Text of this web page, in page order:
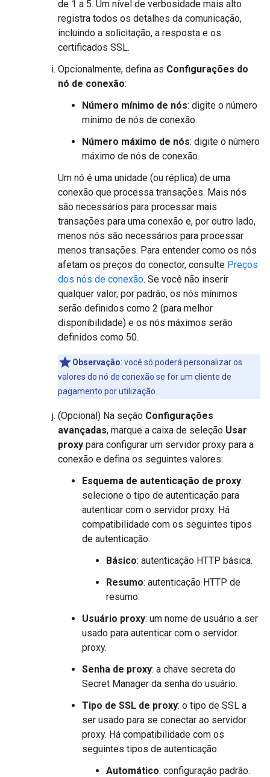
de 1 a 5. Um nível de verbosidade mais alto
registra todos os detalhes da comunicação,
incluindo a solicitação, a resposta e os
certificados SSL.
Opcionalmente, defina as Configurações do
nó de conexão:
Número mínimo de nós: digite o número
mínimo de nós de conexão.
Número máximo de nós: digite o número
máximo de nós de conexão.
Um nó é uma unidade (ou réplica) de uma
conexão que processa transações. Mais nós
são necessários para processar mais
transações para uma conexão e, por outro lado,
menos nós são necessários para processar
menos transações. Para entender como os nós
afetam os preços do conector, consulte Preços
dos nós de conexão. Se você não inserir
qualquer valor, por padrão, os nós mínimos
serão definidos como 2 (para melhor
disponibilidade) e os nós máximos serão
definidos como 50.
Observação: você só poderá personalizar os
valores do nó de conexão se for um cliente de
pagamento por utilização.
(Opcional) Na seção Configurações
avançadas, marque a caixa de seleção Usar
proxy para configurar um servidor proxy para a
conexão e defina os seguintes valores:
Esquema de autenticação de proxy:
selecione o tipo de autenticação para
autenticar com o servidor proxy. Há
compatibilidade com os seguintes tipos
de autenticação:
Básico: autenticação HTTP básica.
Resumo: autenticação HTTP de
resumo.
Usuário proxy: um nome de usuário a ser
usado para autenticar com o servidor
proxy.
Senha de proxy: a chave secreta do
Secret Manager da senha do usuário.
Tipo de SSL de proxy: o tipo de SSL a
ser usado para se conectar ao servidor
proxy. Há compatibilidade com os
seguintes tipos de autenticação:
Automático: configuração padrão.